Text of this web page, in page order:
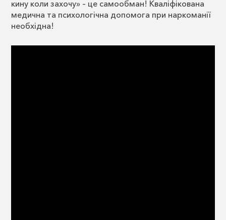
кину коли захочу» – це самообман! Кваліфікована
медична та психологічна допомога при наркоманії
необхідна!